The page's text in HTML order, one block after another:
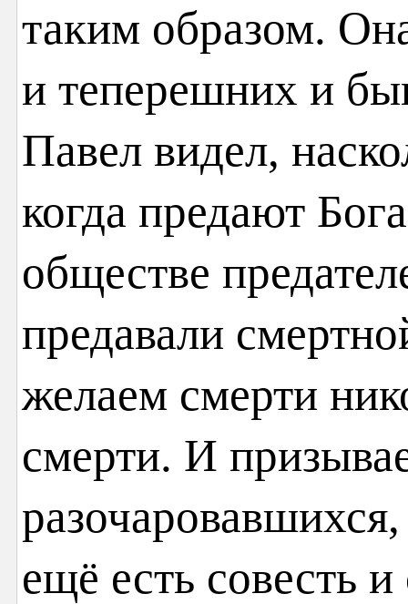
таким образом.
и теперешних и
Павел видел,
когда предают
обществе
предавали
желаем смерти
смерти. И
ещё есть совесть